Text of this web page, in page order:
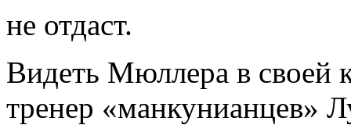
не отдаст.
Видеть Мюллера в своей
тренер «манкунианцев»